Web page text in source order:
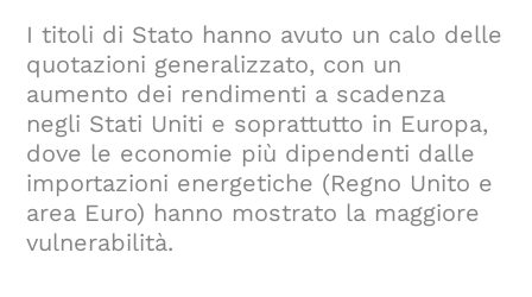
I titoli di Stato hanno avuto un calo delle
quotazioni generalizzato, con un
aumento dei rendimenti a scadenza
negli Stati Uniti e soprattutto in Europa,
dove le economie più dipendenti dalle
importazioni energetiche (Regno Unito e
area Euro) hanno mostrato la maggiore
vulnerabilità.